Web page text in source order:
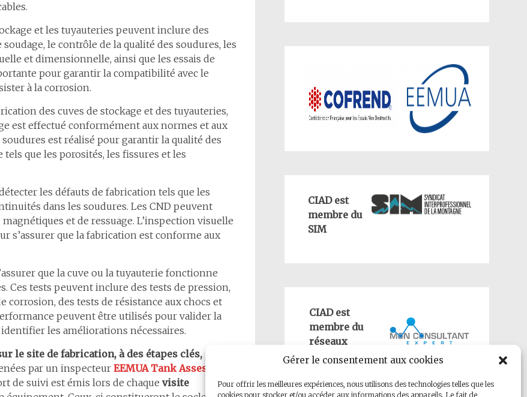
Gérer le consentement aux cookies
Pour offrir les meilleures expériences, nous utilisons des technologies telles que les
cookies pour stocker et/ou accéder aux informations des appareils. Le fait de
et les tuyauteries peuvent inclure des
le contrôle de la qualité des soudures, les
et dimensionnelle, ainsi que les essais de
pour garantir la compatibilité avec le
à la corrosion.
des cuves de stockage et des tuyauteries,
est effectué conformément aux normes et aux
est réalisé pour garantir la qualité des
que les porosités, les fissures et les
les défauts de fabrication tels que les
dans les soudures. Les CND peuvent
et de ressuage. L’inspection visuelle
que la fabrication est conforme aux
que la cuve ou la tuyauterie fonctionne
Ces tests peuvent inclure des tests de pression,
corrosion, des tests de résistance aux chocs et
peuvent être utilisés pour valider la
les améliorations nécessaires.
le site de fabrication, à des étapes clés, que
par un inspecteurEEMUA Tank Assessor®
de suivi est émis lors de chaque visite
CIAD est
membre du
SIM
CIAD est
membre du
réseaux